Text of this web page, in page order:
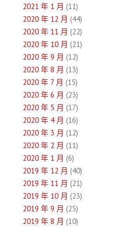
2021 年 1 月 (11)
2020 年 12 月 (44)
2020 年 11 月 (22)
2020 年 10 月 (21)
2020 年 9 月 (12)
2020 年 8 月 (13)
2020 年 7 月 (15)
2020 年 6 月 (23)
2020 年 5 月 (17)
2020 年 4 月 (16)
2020 年 3 月 (12)
2020 年 2 月 (11)
2020 年 1 月 (6)
2019 年 12 月 (40)
2019 年 11 月 (21)
2019 年 10 月 (23)
2019 年 9 月 (25)
2019 年 8 月 (10)